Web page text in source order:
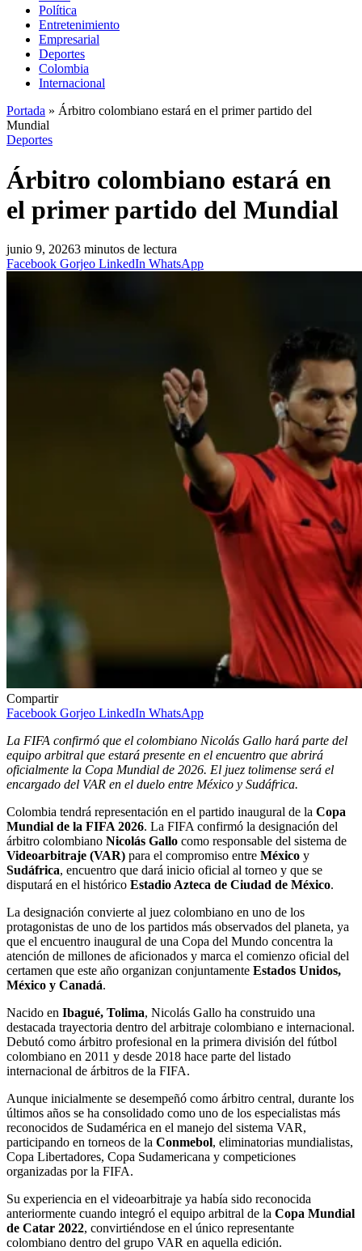
Política
Entretenimiento
Empresarial
Deportes
Colombia
Internacional
Portada » Árbitro colombiano estará en el primer partido del
Mundial
Deportes
Árbitro colombiano estará en
el primer partido del Mundial
junio 9, 20263 minutos de lectura
Facebook Gorjeo LinkedIn WhatsApp
Compartir
Facebook Gorjeo LinkedIn WhatsApp
La FIFA confirmó que el colombiano Nicolás Gallo hará parte del
equipo arbitral que estará presente en el encuentro que abrirá
oficialmente la Copa Mundial de 2026. El juez tolimense será el
encargado del VAR en el duelo entre México y Sudáfrica.
Colombia tendrá representación en el partido inaugural de la Copa
Mundial de la FIFA 2026. La FIFA confirmó la designación del
árbitro colombiano Nicolás Gallo como responsable del sistema de
Videoarbitraje (VAR) para el compromiso entre México y
Sudáfrica, encuentro que dará inicio oficial al torneo y que se
disputará en el histórico Estadio Azteca de Ciudad de México.
La designación convierte al juez colombiano en uno de los
protagonistas de uno de los partidos más observados del planeta, ya
que el encuentro inaugural de una Copa del Mundo concentra la
atención de millones de aficionados y marca el comienzo oficial del
certamen que este año organizan conjuntamente Estados Unidos,
México y Canadá.
Nacido en Ibagué, Tolima, Nicolás Gallo ha construido una
destacada trayectoria dentro del arbitraje colombiano e internacional.
Debutó como árbitro profesional en la primera división del fútbol
colombiano en 2011 y desde 2018 hace parte del listado
internacional de árbitros de la FIFA.
Aunque inicialmente se desempeñó como árbitro central, durante los
últimos años se ha consolidado como uno de los especialistas más
reconocidos de Sudamérica en el manejo del sistema VAR,
participando en torneos de la Conmebol, eliminatorias mundialistas,
Copa Libertadores, Copa Sudamericana y competiciones
organizadas por la FIFA.
Su experiencia en el videoarbitraje ya había sido reconocida
anteriormente cuando integró el equipo arbitral de la Copa Mundial
de Catar 2022, convirtiéndose en el único representante
colombiano dentro del grupo VAR en aquella edición.